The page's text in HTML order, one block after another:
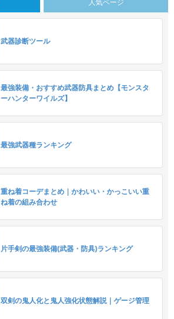
人気ページ
武器診断ツール
最強装備・おすすめ武器防具まとめ【モンスタ
ーハンターワイルズ】
最強武器種ランキング
重ね着コーデまとめ｜かわいい・かっこいい重
ね着の組み合わせ
片手剣の最強装備(武器・防具)ランキング
双剣の鬼人化と鬼人強化状態解説｜ゲージ管理